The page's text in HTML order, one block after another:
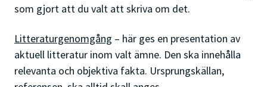
som gjort att du valt att skriva om det.
Litteraturgenomgång – här ges en presentation av
aktuell litteratur inom valt ämne. Den ska innehålla
relevanta och objektiva fakta. Ursprungskällan,